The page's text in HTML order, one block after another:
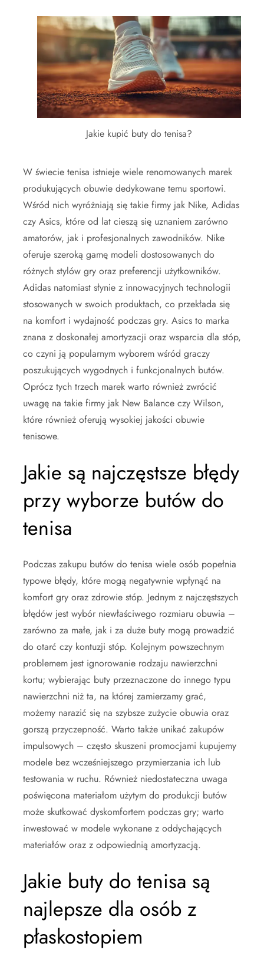
Jakie kupić buty do tenisa?
W świecie tenisa istnieje wiele renomowanych marek
produkujących obuwie dedykowane temu sportowi.
Wśród nich wyróżniają się takie firmy jak Nike, Adidas
czy Asics, które od lat cieszą się uznaniem zarówno
amatorów, jak i profesjonalnych zawodników. Nike
oferuje szeroką gamę modeli dostosowanych do
różnych stylów gry oraz preferencji użytkowników.
Adidas natomiast słynie z innowacyjnych technologii
stosowanych w swoich produktach, co przekłada się
na komfort i wydajność podczas gry. Asics to marka
znana z doskonałej amortyzacji oraz wsparcia dla stóp,
co czyni ją popularnym wyborem wśród graczy
poszukujących wygodnych i funkcjonalnych butów.
Oprócz tych trzech marek warto również zwrócić
uwagę na takie firmy jak New Balance czy Wilson,
które również oferują wysokiej jakości obuwie
tenisowe.
Jakie są najczęstsze błędy
przy wyborze butów do
tenisa
Podczas zakupu butów do tenisa wiele osób popełnia
typowe błędy, które mogą negatywnie wpłynąć na
komfort gry oraz zdrowie stóp. Jednym z najczęstszych
błędów jest wybór niewłaściwego rozmiaru obuwia –
zarówno za małe, jak i za duże buty mogą prowadzić
do otarć czy kontuzji stóp. Kolejnym powszechnym
problemem jest ignorowanie rodzaju nawierzchni
kortu; wybierając buty przeznaczone do innego typu
nawierzchni niż ta, na której zamierzamy grać,
możemy narazić się na szybsze zużycie obuwia oraz
gorszą przyczepność. Warto także unikać zakupów
impulsowych – często skuszeni promocjami kupujemy
modele bez wcześniejszego przymierzania ich lub
testowania w ruchu. Również niedostateczna uwaga
poświęcona materiałom użytym do produkcji butów
może skutkować dyskomfortem podczas gry; warto
inwestować w modele wykonane z oddychających
materiałów oraz z odpowiednią amortyzacją.
Jakie buty do tenisa są
najlepsze dla osób z
płaskostopiem